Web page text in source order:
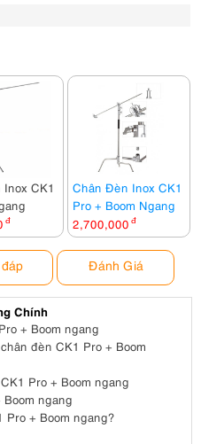
CK1
đ
Chân Đèn Inox CK1
Pro + Boom Ngang
2,700,000 đ
Đánh Giá
Chính
+ Boom ngang
đèn CK1 Pro + Boom
Pro + Boom ngang
ngang
+ Boom ngang?